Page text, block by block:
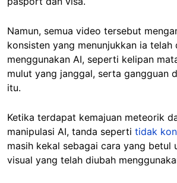
Namun, semua video tersebut
konsisten yang menunjukkan ia telah
menggunakan AI, seperti kelipan
mulut yang janggal, serta gangguan
itu.
Ketika terdapat kemajuan meteorik
manipulasi AI, tanda seperti tidak
masih kekal sebagai cara yang betul
visual yang telah diubah